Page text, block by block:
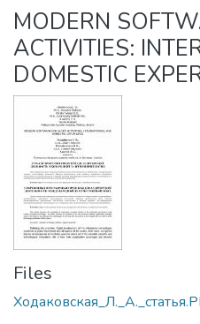
Statistics
MODERN
ACTIVITIES:
DOMESTIC
Files